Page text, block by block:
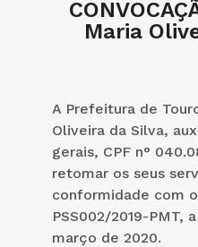
Maria
A Prefeitura de
Oliveira da Silva,
gerais, CPF n°
retomar os seus
conformidade com
PSS002/2019-PMT,
março de 2020.